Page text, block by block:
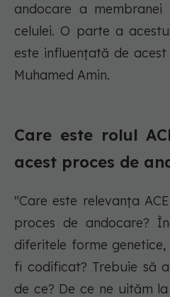
andocare a
celulei. O parte a
este influențată de
Muhamed Amin.
Care este rolul
acest proces de
"Care este relevanța
proces de andocare?
diferitele forme
fi codificat? Trebuie să
de ce? De ce ne uităm